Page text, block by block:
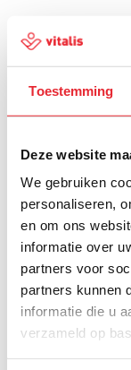
Toestemming
Deze website
We gebruiken
personaliseren,
en om ons
informatie over
partners voor
partners kunnen
informatie die u
verzameld op
Probeer